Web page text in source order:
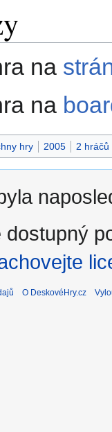
na
na
hry 2005 2 hráčů
dostupný
O DeskovéHry.cz